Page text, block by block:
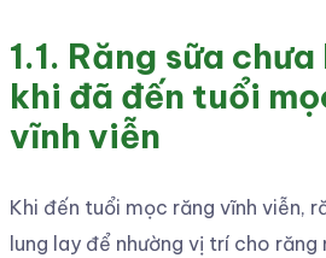
1.1. Răng sữa
khi đã đến tuổi
vĩnh viễn
Khi đến tuổi mọc răng vĩnh viễn,
lung lay để nhường vị trí cho răng